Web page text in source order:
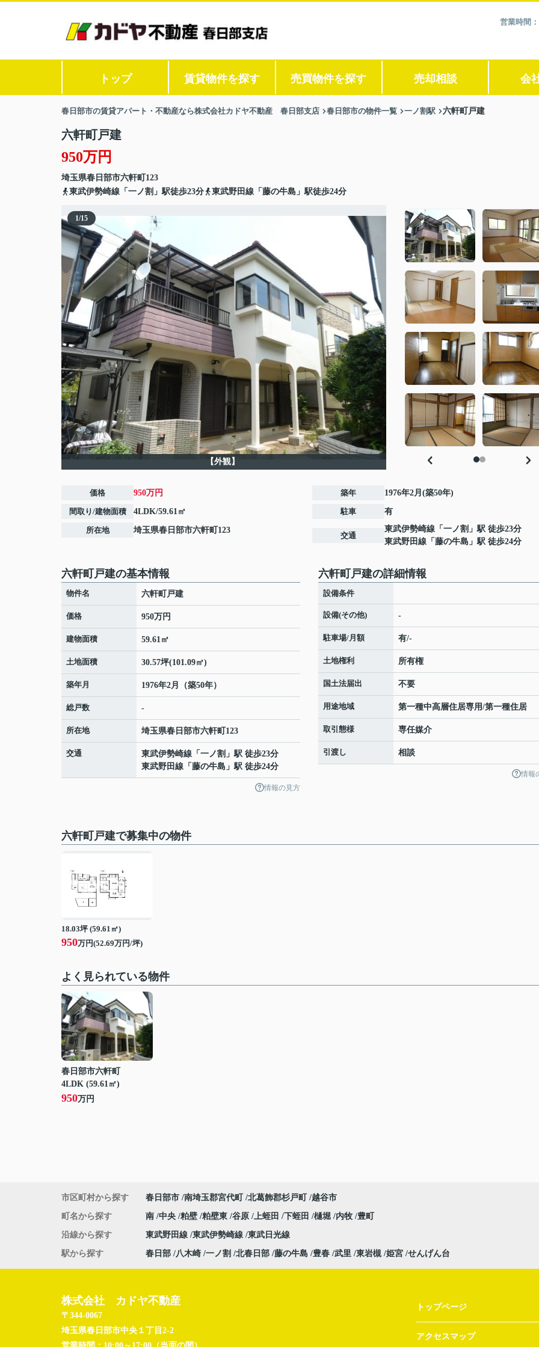
営業時間
トップ 賃貸物件を探す 売買物件を探す 売却相談 会
春日部市の賃貸アパート・不動産なら株式会社カドヤ不動産 春日部支店 春日部市の物件一覧 一ノ割駅 六軒町戸建
六軒町戸建
950万円
埼玉県春日部市六軒町 123
東武伊勢崎線「一ノ割」駅徒歩23分
東武野田線「藤の牛島」駅徒歩24分
1/15
【外観】
価格 950万円
間取り/建物面積 4LDK/59.61㎡
所在地 埼玉県春日部市六軒町 123
築年 1976年2月(築50年)
駐車 有
交通
東武伊勢崎線 「 一ノ割 」駅 徒歩23分
東武野田線 「 藤の牛島 」駅 徒歩24分
六軒町戸建の基本情報
物件名 六軒町戸建
価格 950万円
建物面積 59.61㎡
土地面積 30.57坪(101.09㎡)
築年月 1976年2月（築50年）
総戸数 -
所在地 埼玉県春日部市六軒町 123
交通 東武伊勢崎線 「 一ノ割 」駅 徒歩23分
東武野田線 「 藤の牛島 」駅 徒歩24分
情報の見方
六軒町戸建の詳細情報
設備条件
設備(その他) -
駐車場/月額 有/-
土地権利 所有権
国土法届出 不要
用途地域 第一種中高層住居専用/第一種住居
取引態様 専任媒介
引渡し 相談
情報
六軒町戸建で募集中の物件
18.03坪 (59.61㎡)
950万円(52.69万円/坪)
よく見られている物件
春日部市六軒町
4LDK (59.61㎡)
950万円
市区町村から探す 春日部市 南埼玉郡宮代町 北葛飾郡杉戸町 越谷市
町名から探す 南 中央 粕壁 粕壁東 谷原 上蛭田 下蛭田 樋堀 内牧 豊町
沿線から探す 東武野田線 東武伊勢崎線 東武日光線
駅から探す 春日部 八木崎 一ノ割 北春日部 藤の牛島 豊春 武里 東岩槻 姫宮 せんげん台
株式会社 カドヤ不動産
〒344-0067
埼玉県春日部市中央１丁目2-2
トップページ
アクセスマップ